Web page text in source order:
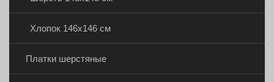
Хлопок 146х146 см
Платки шерстяные